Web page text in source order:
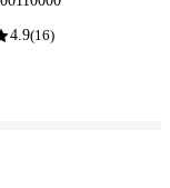
4.9(16)